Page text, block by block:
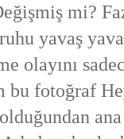
mi?
yavaş
olayını
bu fotoğraf
ana